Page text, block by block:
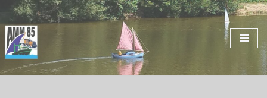
Aller
au
contenu